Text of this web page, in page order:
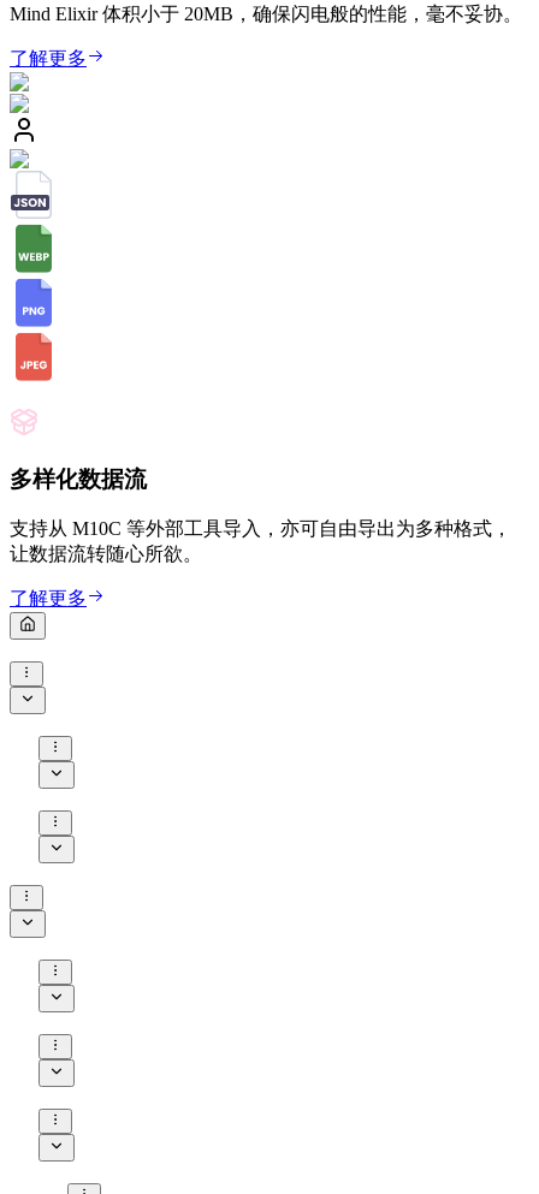
Mind Elixir 体积小于 20MB，确保闪电般的性能，毫不妥协。
了解更多
多样化数据流
支持从 M10C 等外部工具导入，亦可自由导出为多种格式，
让数据流转随心所欲。
了解更多